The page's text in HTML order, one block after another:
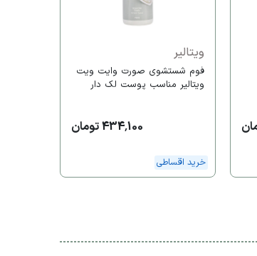
ویتالیر
فوم شستشوی صورت وایت ویت
ویتالیر مناسب پوست لک دار
434,100 تومان
خرید اقساطی